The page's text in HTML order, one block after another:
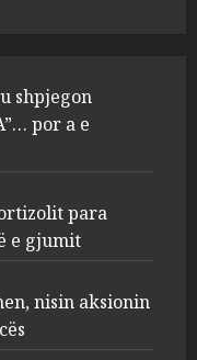
gjumit dhe
cilësinë e gjumit
që do
aksionin
të
shpjegon
por a e
para
e gjumit
nisin aksionin